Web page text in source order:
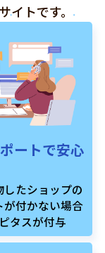
トです。
ートで安心
したショップの
が付かない場合
タスが付与